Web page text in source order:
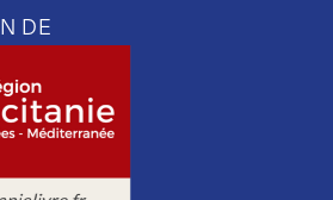
DE